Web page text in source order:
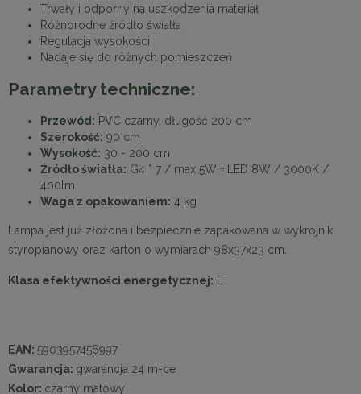
Trwały i odporny na uszkodzenia materiał
Różnorodne źródło światła
Regulacja wysokości
Nadaje się do różnych pomieszczeń
Parametry techniczne:
Przewód: PVC czarny, długość 200 cm
Szerokość: 90 cm
Wysokość: 30 - 200 cm
Źródło światła: G4 * 7 / max 5W + LED 8W / 3000K /
400lm
Waga z opakowaniem: 4 kg
Lampa jest już złożona i bezpiecznie zapakowana w wykrojnik
styropianowy oraz karton o wymiarach 98x37x23 cm.
Klasa efektywności energetycznej: E
EAN: 5903957456997
Gwarancja: gwarancja 24 m-ce
Kolor: czarny matowy